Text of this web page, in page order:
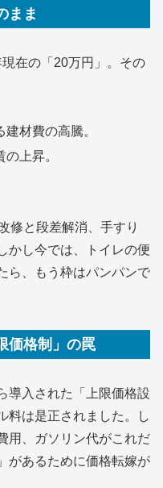
まま
在の「20万円」。その
材費の高騰。
上昇。
修と段差解消、手すり
かし今では、トイレの便
ら、もう枠はパンパンで
価格制」の罠
導入された「上限価格設
料は是正されました。し
用、ガソリン代がこれだ
があるために価格転嫁が